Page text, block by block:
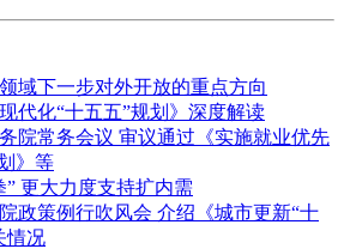
域下一步对外开放的重点方向
代化“十五五”规划》深度解读
院常务会议 审议通过《实施就业优先
》等
” 更大力度支持扩内需
政策例行吹风会 介绍《城市更新“十
情况